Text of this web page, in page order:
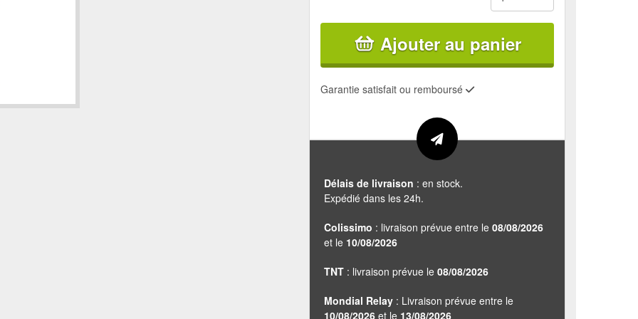
Ajouter au panier
Garantie satisfait ou remboursé
Délais de livraison : en stock.
Expédié dans les 24h.
Colissimo : livraison prévue entre le 08/08/2026
et le 10/08/2026
TNT : livraison prévue le 08/08/2026
Mondial Relay : Livraison prévue entre le
10/08/2026 et le 13/08/2026